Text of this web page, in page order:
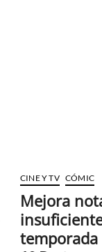
CINE Y TV CÓMIC
Mejora